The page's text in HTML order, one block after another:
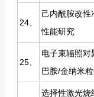
24、
己内酰胺改性
性能研究
25、
电子束辐照对
巴胺/金纳米
选择性激光烧